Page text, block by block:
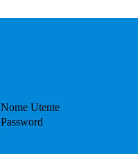
Nome Utente
Password